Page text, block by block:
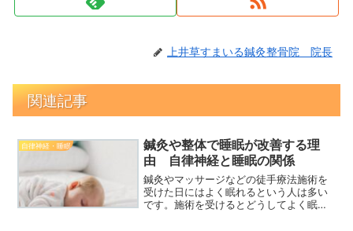
上井草すまいる鍼灸整骨院 院長
関連記事
自律神経・睡眠
鍼灸や整体で睡眠が改善する理
由 自律神経と睡眠の関係
鍼灸やマッサージなどの徒手療法施術を
受けた日にはよく眠れるという人は多い
です。施術を受けるとどうしてよく眠れ